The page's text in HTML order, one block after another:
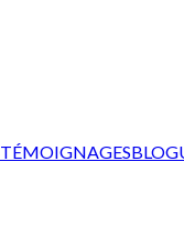
TÉMOIGNAGES